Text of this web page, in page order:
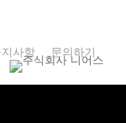
지사항 문의하기